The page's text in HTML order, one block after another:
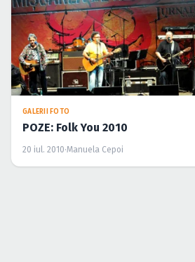
GALERII FOTO
POZE: Folk You 2010
20 iul. 2010·Manuela Cepoi